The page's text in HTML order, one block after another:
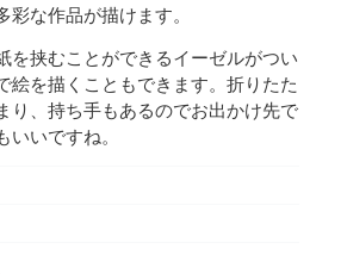
彩な作品が描けます。
を挟むことができるイーゼルがつい
絵を描くこともできます。折りたた
り、持ち手もあるのでお出かけ先で
いいですね。